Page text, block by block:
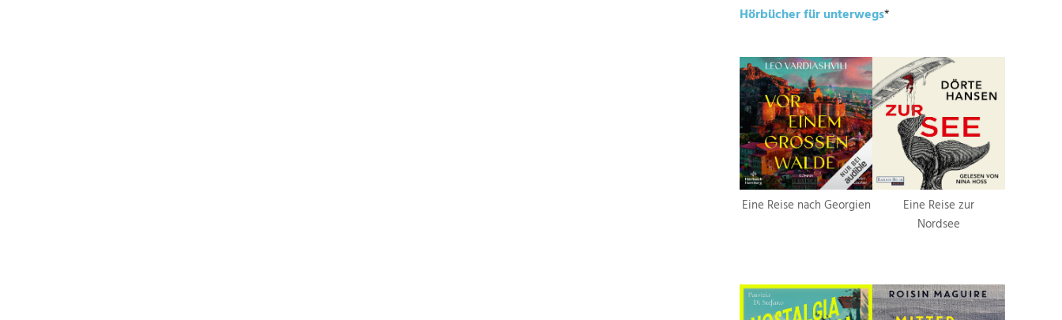
Hörbücher für unterwegs*
Eine Reise nach Georgien
Eine Reise zur
Nordsee